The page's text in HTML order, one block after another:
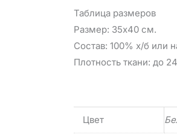
Таблица размеров
Размер: 35х40 см.
Состав: 100% х/б или
Плотность ткани: до
Цвет